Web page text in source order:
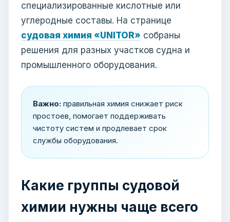
специализированные кислотные или
углеродные составы. На странице
судовая химия «UNITOR» собраны
решения для разных участков судна и
промышленного оборудования.
Важно: правильная химия снижает риск
простоев, помогает поддерживать
чистоту систем и продлевает срок
службы оборудования.
Какие группы судовой
химии нужны чаще всего